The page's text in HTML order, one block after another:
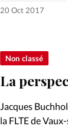
ensemble, juste
20 Oct 2017
Non classé
La
Jacques
la FLTE de